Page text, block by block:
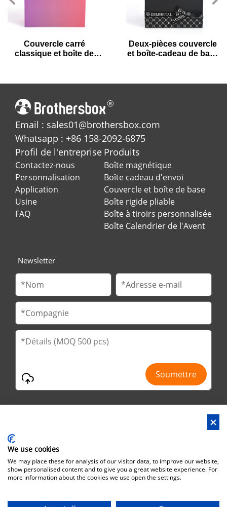
Couvercle carré
classique et boîte de
Deux-pièces couvercle
et boîte-cadeau de base
Email : sales01@brothersbox.com
Whatsapp : +86 158-2092-6875
Profil de l'entreprise
Contactez-nous
Personnalisation
Application
Usine
FAQ
Produits
Boîte magnétique
Boîte cadeau d'envoi
Couvercle et boîte de base
Boîte rigide pliable
Boîte à tiroirs personnalisée
Boîte Calendrier de l'Avent
Newsletter
Adresse : 2ème route de No.29 Jinfu, parc de Huanan Ind, ville
de Liaobu, ville de Dongguan, province du Guangdong, Chine
Adresse du bureau : No.6 Zhuangyuan Road, Park Songshan
We use cookies
We may place these for analysis of our visitor data, to improve our website,
show personalised content and to give you a great website experience. For
more information about the cookies we use open the settings.